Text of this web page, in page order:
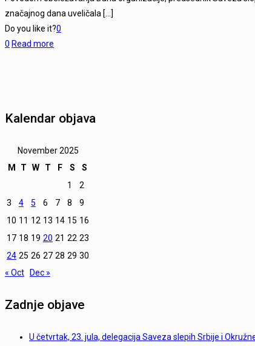
značajnog dana uveličala […]
Do you like it?0
0 Read more
Kalendar objava
November 2025
M
T W T F S
S
1
2
3
4 5 6 7 8
9
10 11 12 13 14 15 16
17 18 19 20 21 22 23
24 25 26 27 28 29 30
« Oct
Dec »
Zadnje objave
U četvrtak, 23. jula, delegacija Saveza slepih Srbije i